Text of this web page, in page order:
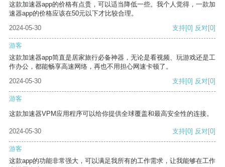
这款加速器app的价格有点贵，可以适当降低一些。我个人觉得，一款加
速器app的价格应该在50元以下才比较合理。
2024-05-30
支持[0] 反对[0]
游客
这款加速器app简直是居家旅行必备神器，无论是看视频、玩游戏还是工
作办公，都能畅享高速网络，再也不用担心网速卡顿了。
2024-05-30
支持[0] 反对[0]
游客
这款加速器VPM应用程序可以给你提供全球覆盖和最高安全性的连接。
2024-05-30 支持[0] 反对[0]
游客
这款app的功能非常强大，可以满足我所有的工作需求，让我能够在工作